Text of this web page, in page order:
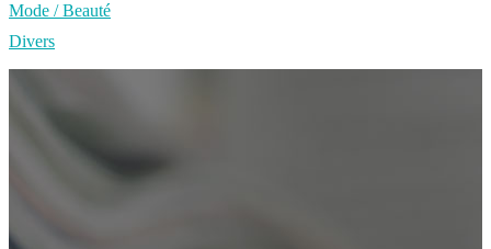
Mode / Beauté
Divers